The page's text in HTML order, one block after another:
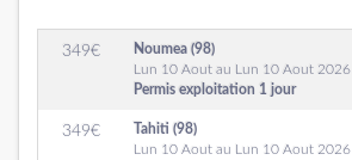
349€
Noumea (98)
Lun 10 Aout au Lun 10 Aout 2026
Permis exploitation 1 jour
349€
Tahiti (98)
Lun 10 Aout au Lun 10 Aout 2026